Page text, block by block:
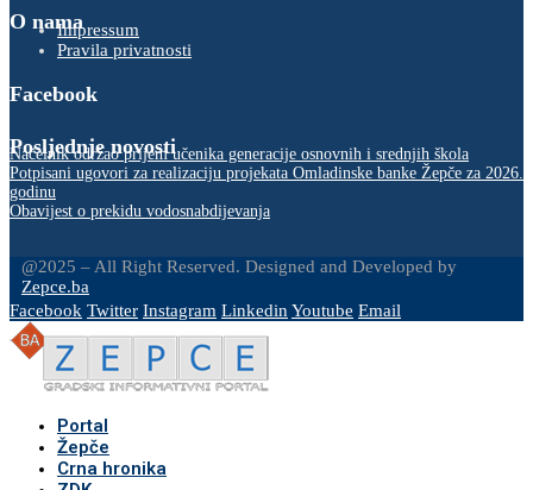
O namaImpressum
Pravila privatnosti
Facebook
Posljednje novosti
Načelnik održao prijem učenika generacije osnovnih i srednjih škola
Potpisani ugovori za realizaciju projekata Omladinske banke Žepče za 2026.
godinu
Obavijest o prekidu vodosnabdijevanja
@2025 – All Right Reserved. Designed and Developed by
Zepce.ba
Facebook Twitter Instagram LinkedinYoutube Email
Portal
Žepče
Crna hronika